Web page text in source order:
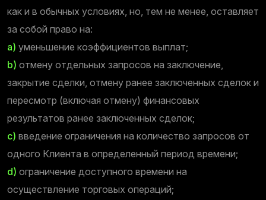
как и в обычных условиях, но, тем не менее, оставляет
за собой право на:
a) уменьшение коэффициентов выплат;
b) отмену отдельных запросов на заключение,
закрытие сделки, отмену ранее заключенных сделок и
пересмотр (включая отмену) финансовых
результатов ранее заключенных сделок;
c) введение ограничения на количество запросов от
одного Клиента в определенный период времени;
d) ограничение доступного времени на
осуществление торговых операций;